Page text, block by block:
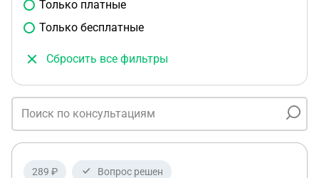
Только платные
Только бесплатные
Сбросить все фильтры
289 ₽ Вопрос решен